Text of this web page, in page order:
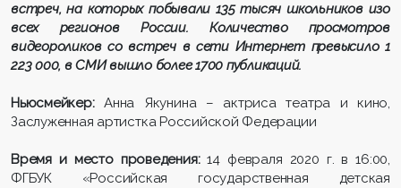
встреч, на которых побывали 135 тысяч школьников изо
всех регионов России. Количество просмотров
видеороликов со встреч в сети Интернет превысило 1
223 000, в СМИ вышло более 1700 публикаций.
Ньюсмейкер:Анна Якунина – актриса театра и кино,
Заслуженная артистка Российской Федерации
Время и место проведения:14 февраля 2020 г. в 16:00,
ФГБУК «Российская государственная детская